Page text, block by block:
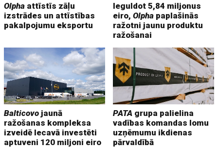
Olpha attīstīs zāļu
izstrādes un attīstības
pakalpojumu eksportu
Ieguldot 5,84 miljonus
eiro,Olpha paplašinās
ražotni jaunu produktu
ražošanai
Balticovo jaunā
ražošanas kompleksa
izveidē Iecavā investēti
aptuveni 120 miljoni eiro
PATA grupa palielina
vadības komandas lomu
uzņēmumu ikdienas
pārvaldībā